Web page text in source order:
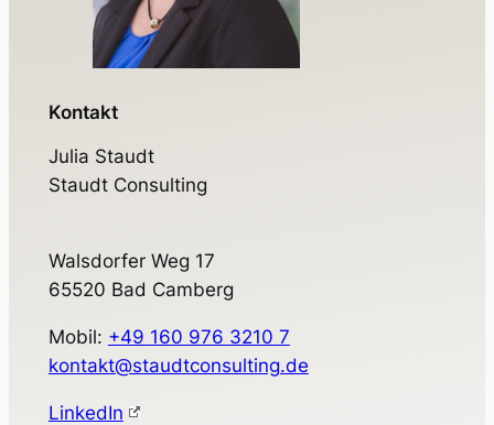
Kontakt
Julia Staudt
Staudt Consulting
Walsdorfer Weg 17
65520 Bad Camberg
Mobil: +49 160 976 3210 7
kontakt@staudtconsulting.de
LinkedIn